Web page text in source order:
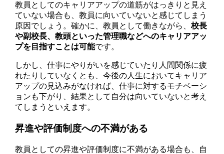
教員としてのキャリアアップの道筋がはっきりと見え
ていない場合も、教員に向いていないと感じてしまう
原因でしょう。確かに、教員として働きながら、校長
や副校長、教頭といった管理職などへのキャリアアッ
プを目指すことは可能です。
しかし、仕事にやりがいを感じていたり人間関係に疲
れたりしていなくとも、今後の人生においてキャリア
アップの見込みがなければ、仕事に対するモチベーシ
ョンも下がり、結果として自分は向いていないと考え
てしまうといえます。
昇進や評価制度への不満がある
教員としての昇進や評価制度に不満がある場合も、自